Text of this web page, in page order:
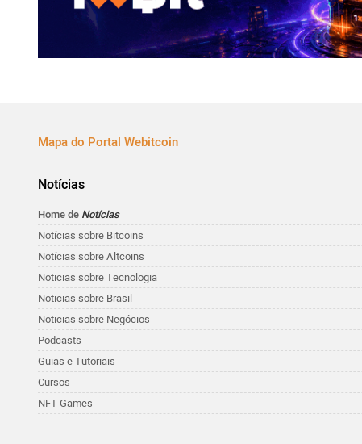
Mapa do Portal Webitcoin
Notícias
Home de Notícias
Notícias sobre Bitcoins
Notícias sobre Altcoins
Noticias sobre Tecnologia
Noticias sobre Brasil
Noticias sobre Negócios
Podcasts
Guias e Tutoriais
Cursos
NFT Games